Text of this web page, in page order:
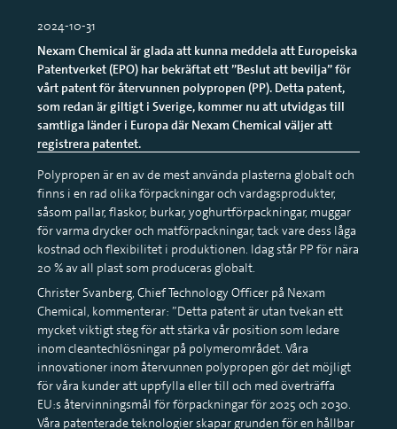
2024-10-31
Nexam Chemical är glada att kunna meddela att Europeiska
Patentverket (EPO) har bekräftat ett ”Beslut att bevilja” för
vårt patent för återvunnen polypropen (PP). Detta patent,
som redan är giltigt i Sverige, kommer nu att utvidgas till
samtliga länder i Europa där Nexam Chemical väljer att
registrera patentet.
Polypropen är en av de mest använda plasterna globalt och
finns i en rad olika förpackningar och vardagsprodukter,
såsom pallar, flaskor, burkar, yoghurtförpackningar, muggar
för varma drycker och matförpackningar, tack vare dess låga
kostnad och flexibilitet i produktionen. Idag står PP för nära
20 % av all plast som produceras globalt.
Christer Svanberg, Chief Technology Officer på Nexam
Chemical, kommenterar: ”Detta patent är utan tvekan ett
mycket viktigt steg för att stärka vår position som ledare
inom cleantechlösningar på polymerområdet. Våra
innovationer inom återvunnen polypropen gör det möjligt
för våra kunder att uppfylla eller till och med överträffa
EU:s återvinningsmål för förpackningar för 2025 och 2030.
Våra patenterade teknologier skapar grunden för en hållbar